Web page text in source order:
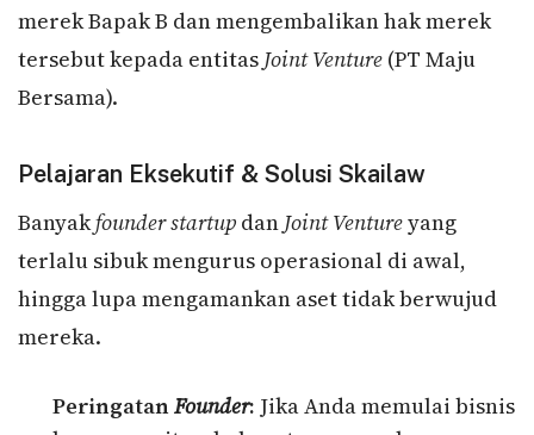
merek Bapak B dan mengembalikan hak merek
tersebut kepada entitas Joint Venture (PT Maju
Bersama).
Pelajaran Eksekutif & Solusi Skailaw
Banyakfounderstartup dan Joint Ventureyang
terlalu sibuk mengurus operasional di awal,
hingga lupa mengamankan aset tidak berwujud
mereka.
PeringatanFounder: Jika Anda memulai bisnis